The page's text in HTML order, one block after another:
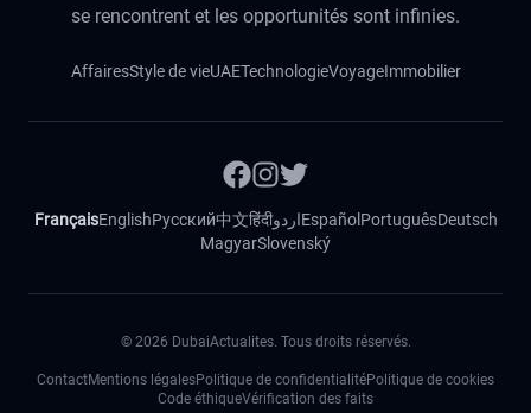
se rencontrent et les opportunités sont infinies.
AffairesStyle de vieUAETechnologieVoyageImmobilier
FrançaisEnglishРусский中文हिंदीاردوEspañol PortuguêsDeutsch
MagyarSlovenský
© 2026 DubaiActualites. Tous droits réservés.
ContactMentions légalesPolitique de confidentialitéPolitique de cookies
Code éthiqueVérification des faits